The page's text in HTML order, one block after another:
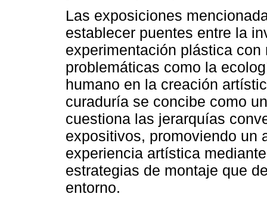
Las exposiciones
establecer puentes entre la
experimentación plástica
problemáticas como la
humano en la creación
curaduría se concibe como
cuestiona las jerarquías
expositivos, promoviendo un
experiencia artística
estrategias de montaje que
entorno.